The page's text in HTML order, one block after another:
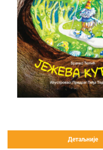
Детаљније